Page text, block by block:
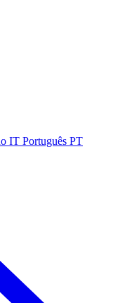
IT Português PT